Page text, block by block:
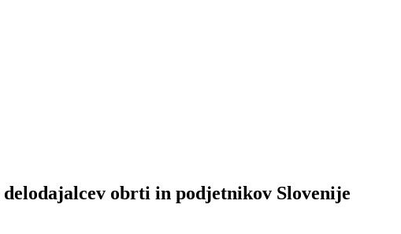
obrti in podjetnikov Slovenije